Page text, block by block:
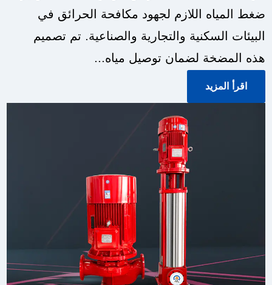
ضغط المياه اللازم لجهود مكافحة الحرائق في
البيئات السكنية والتجارية والصناعية. تم تصميم
هذه المضخة لضمان توصيل مياه...
اقرأ المزيد